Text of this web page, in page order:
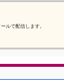
ルで配信します。